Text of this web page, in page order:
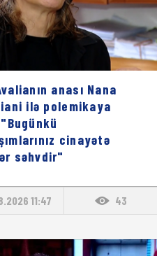
anası Nana
ilə polemikaya
cinayətə
səhvdir"
11:47 43